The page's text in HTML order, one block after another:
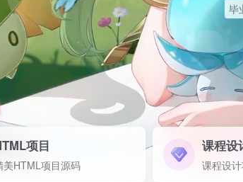
毕
项目
美HTML项目源码
课程设
课程设
沐编程，源码，编程课程，实用工具应有尽有